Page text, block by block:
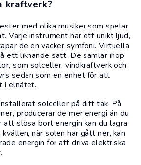
kraftverk?
med olika musiker som spelar
Varje instrument har ett unikt ljud,
de en vacker symfoni. Virtuella
ett liknande sätt. De samlar ihop
som solceller, vindkraftverk och
sedan som en enhet för att
i elnätet.
solceller på ditt tak. På
producerar de mer energi än du
slösa bort energin kan du lagra
när solen har gått ner, kan
energin för att driva elektriska